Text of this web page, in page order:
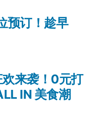
来袭！0元打
IN 美食潮
预订！趁早